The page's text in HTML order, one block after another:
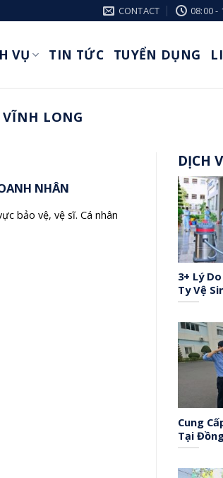
CONTACT 08:00 -
VỤ TIN TỨC TUYỂN DỤNG
VĨNH LONG
NHÂN
bảo vệ, vệ sĩ. Cá nhân
DỊCH
3+ Lý
Ty Vệ
Cung
Tại